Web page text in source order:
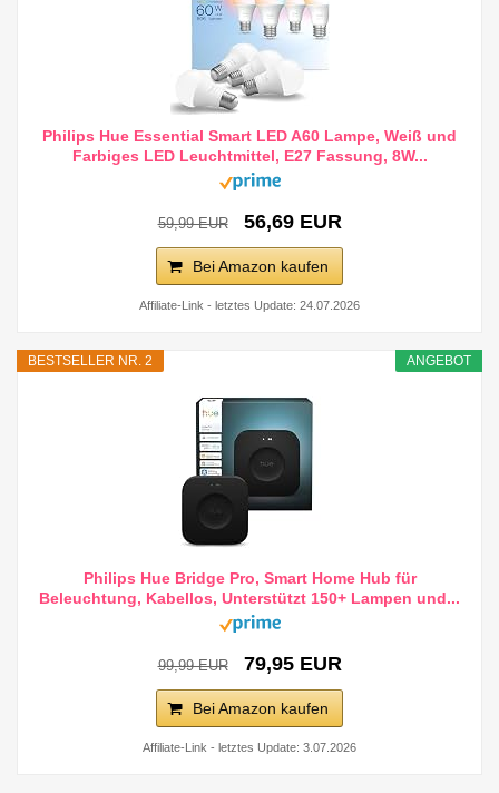
Philips Hue Essential Smart LED A60 Lampe, Weiß und
Farbiges LED Leuchtmittel, E27 Fassung, 8W...
59,99 EUR 56,69 EUR
Bei Amazon kaufen
Affiliate-Link - letztes Update: 24.07.2026
ANGEBOT
BESTSELLER NR. 2
Philips Hue Bridge Pro, Smart Home Hub für
Beleuchtung, Kabellos, Unterstützt 150+ Lampen und...
99,99 EUR 79,95 EUR
Bei Amazon kaufen
Affiliate-Link - letztes Update: 3.07.2026